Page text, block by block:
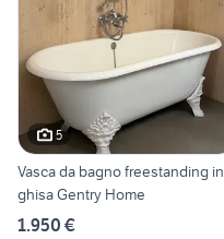
5
Vasca da bagno freestanding in
ghisa Gentry Home
1.950 €